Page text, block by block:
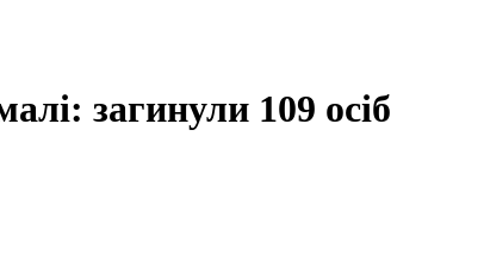
загинули 109 осіб